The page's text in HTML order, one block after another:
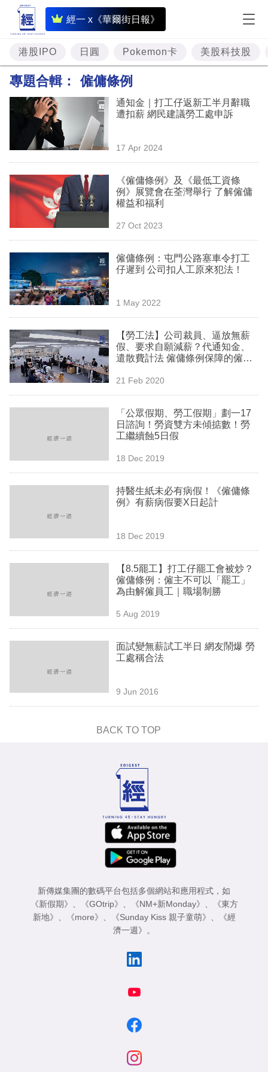
經一 x《華爾街日報》
即
時
財
經
投
資
樓
市
商
業
科
技
職
場
生
欄
區
港股IPO 日圓 Pokemon卡 美股科技股
專題合輯： 僱傭條例
通知金｜打工仔返新工半月辭職
遭扣薪 網民建議勞工處申訴
17 Apr 2024
《僱傭條例》及《最低工資條
例》展覽會在荃灣舉行 了解僱傭
權益和福利
27 Oct 2023
僱傭條例：屯門公路塞車令打工
仔遲到 公司扣人工原來犯法！
1 May 2022
【勞工法】公司裁員、逼放無薪
假、要求自願減薪？代通知金、
遣散費計法 僱傭條例保障的僱員
21 Feb 2020
「公眾假期、勞工假期」劃一17
日諮詢！勞資雙方未傾掂數！勞
工繼續蝕5日假
18 Dec 2019
持醫生紙未必有病假！《僱傭條
例》有薪病假要X日起計
18 Dec 2019
【8.5罷工】打工仔罷工會被炒？
僱傭條例：僱主不可以「罷工」
為由解僱員工｜職場制勝
5 Aug 2019
面試變無薪試工半日 網友鬧爆 勞
工處稱合法
9 Jun 2016
BACK TO TOP
新傳媒集團的數碼平台包括多個網站和應用程式，如
《新假期》
《GOtrip》 《NM+新Monday》
《東方
新地》
《more》 《Sunday Kiss 親子童萌》
《經
濟一週》
。